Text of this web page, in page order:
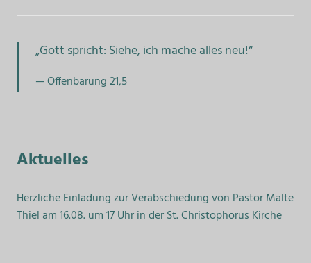
„Gott spricht: Siehe, ich mache alles neu!“
Offenbarung 21,5
Aktuelles
Herzliche Einladung zur Verabschiedung von Pastor Malte
Thiel am 16.08. um 17 Uhr in der St. Christophorus Kirche